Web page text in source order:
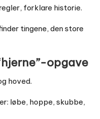
forklare historie.
tingene, den store
opgave
hoved.
løbe, hoppe, skubbe,